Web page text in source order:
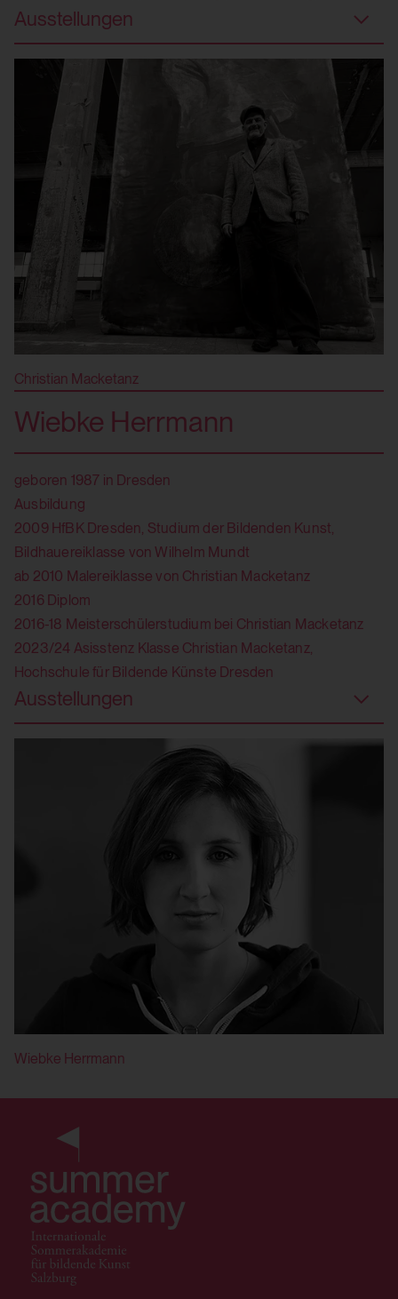
Ausstellungen
Christian Macketanz
Wiebke Herrmann
geboren 1987 in Dresden
Ausbildung
2009 HfBK Dresden, Studium der Bildenden Kunst,
Bildhauereiklasse von Wilhelm Mundt
ab 2010 Malereiklasse von Christian Macketanz
2016 Diplom
2016-18 Meisterschülerstudium bei Christian Macketanz
2023/24 Asisstenz Klasse Christian Macketanz,
Hochschule für Bildende Künste Dresden
Ausstellungen
Wiebke Herrmann
csrf_protection_cookie
Verwendungszweck:
Mechanismus um vor "Cross Site Request
Forgery (CSRF)" Angriffen über das Absenden
von Formularen zu schützen.
1 Jahr
HTTP Cookie:
Verwendungszweck:
Speichert ID der aktuellen Session
eingeloggter Benutzer:innen
localhost
Speicherdauer:
2 Wochen
Drittanbieter:
Nein
Verwendungszweck:
Speichert die Benutzereinstellungen beim
Abruf eines auf anderen Webseiten
integrierten YouTube-Videos
Drittanbieter:
Speichert die Benutzereinstellungen beim
Abruf eines auf anderen Webseiten
integrierten YouTube-Videos
Drittanbieter:
Ja
HTML Local Storage:
yt.innertube::nextId
Verwendungszweck:
Drittanbieter:
Ja
HTML Local Storage:
Verwendungszweck:
Speichert die Benutzereinstellungen beim
Abruf eines auf anderen Webseiten
integrierten YouTube-Videos
yt-player-bandwidth
Verwendungszweck:
Speichert die Benutzereinstellungen beim
Abruf eines auf anderen Webseiten
integrierten YouTube-Videos
Drittanbieter:
Ja